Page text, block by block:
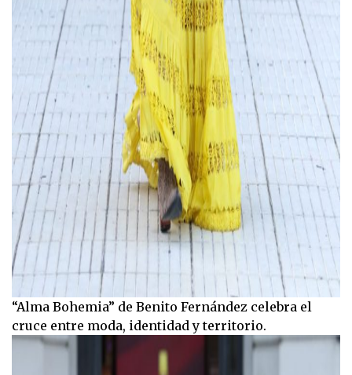
“Alma Bohemia” de Benito Fernández celebra el
cruce entre moda, identidad y territorio.